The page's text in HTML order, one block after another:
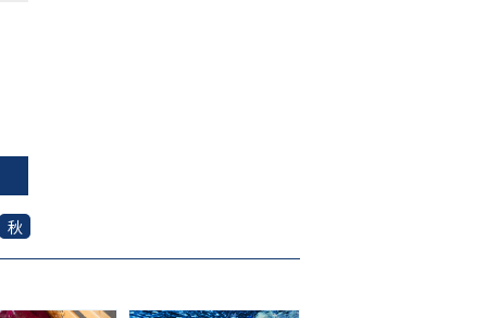
秋